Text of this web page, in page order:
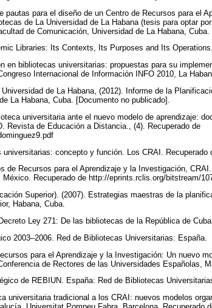
pautas para el diseño de un Centro de Recursos para el
de La Universidad de La Habana (tesis para optar
de Comunicación, Universidad de La Habana, Cuba.
Libraries: Its Contexts, Its Purposes and Its
en bibliotecas universitarias: propuestas para su
Internacional de Información INFO 2010, La
de La Habana, (2012). Informe de la
La Habana, Cuba. [Documento no publicado].
universitaria ante el nuevo modelo de aprendizaje:
Revista de Educación a Distancia., (4). Recuperado de
concepto y función. Los CRAI. Recuperado
de Recursos para el Aprendizaje y la Investigación,
México. Recuperado de http://eprints.rclis.org/bitstream/
Superior). (2007). Estrategias maestras de la
Habana, Cuba.
Ley 271: De las bibliotecas de la República de
2003–2006. Red de Bibliotecas Universitarias: España.
para el Aprendizaje y la Investigación: Un nuevo
de Rectores de las Universidades Españolas,
de REBIUN. España: Red de Bibliotecas
universitaria tradicional a los CRAI: nuevos modelos